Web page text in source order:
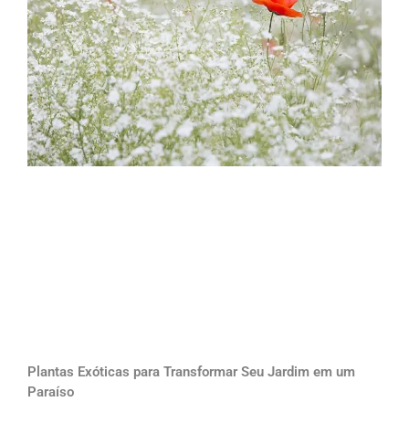
Plantas Exóticas para Transformar Seu Jardim em um
Paraíso